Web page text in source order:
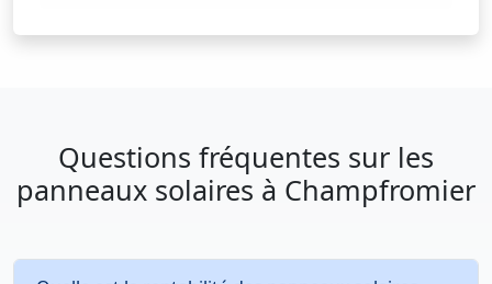
Questions fréquentes sur les
panneaux solaires à Champfromier